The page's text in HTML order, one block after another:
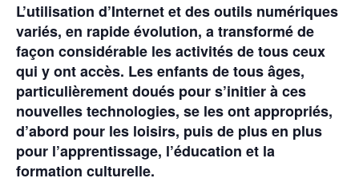
L’utilisation d’Internet et des outils numériques
variés, en rapide évolution, a transformé de
façon considérable les activités de tous ceux
qui y ont accès. Les enfants de tous âges,
particulièrement doués pour s’initier à ces
nouvelles technologies, se les ont appropriés,
d’abord pour les loisirs, puis de plus en plus
pour l’apprentissage, l’éducation et la
formation culturelle.